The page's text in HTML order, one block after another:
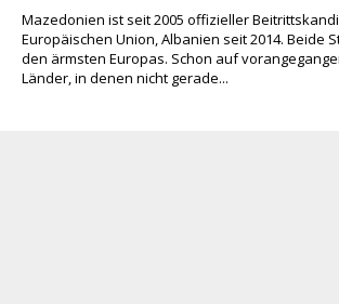
Mazedonien ist seit 2005 offizieller
Europäischen Union, Albanien seit 2014. Beide
den ärmsten Europas. Schon auf
Länder, in denen nicht gerade...